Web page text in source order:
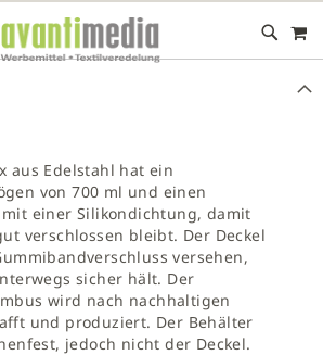
DIREKT
ZUM
EINGABETASTE, UM DIE SUCHE ZU
aus Edelstahl hat ein
von 700 ml und einen
mit einer Silikondichtung, damit
verschlossen bleibt. Der Deckel
versehen,
sicher hält. Der
wird nach nachhaltigen
und produziert. Der Behälter
jedoch nicht der Deckel.